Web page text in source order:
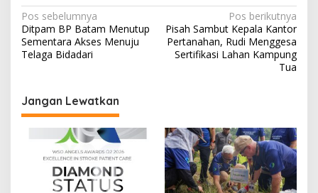
N
a
v
g
a
Pos sebelumnya
Ditpam BP Batam Menutup
Sementara Akses Menuju
Telaga Bidadari
Pos berikutnya
Pisah Sambut Kepala Kantor
Pertanahan, Rudi Menggesa
Sertifikasi Lahan Kampung
Tua
Jangan Lewatkan